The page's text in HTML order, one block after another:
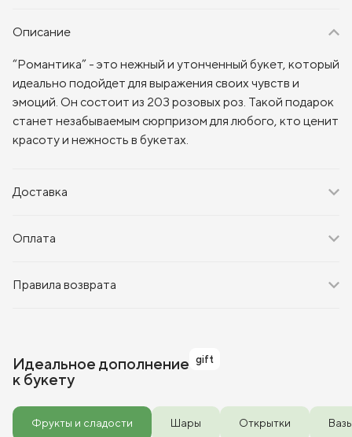
Описание
“Романтика” - это нежный и утонченный букет, который
идеально подойдет для выражения своих чувств и
эмоций. Он состоит из 203 розовых роз. Такой подарок
станет незабываемым сюрпризом для любого, кто ценит
красоту и нежность в букетах.
Доставка
Оплата
Правила возврата
Идеальное дополнение
к букету
gift
Фрукты и сладости Шары Открытки